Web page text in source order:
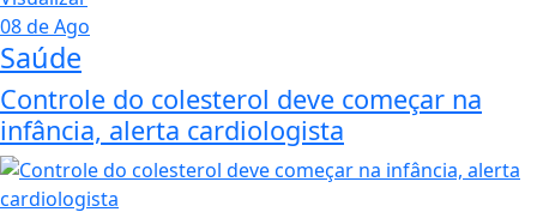
08 de Ago
Saúde
Controle do colesterol deve começar na
infância, alerta cardiologista